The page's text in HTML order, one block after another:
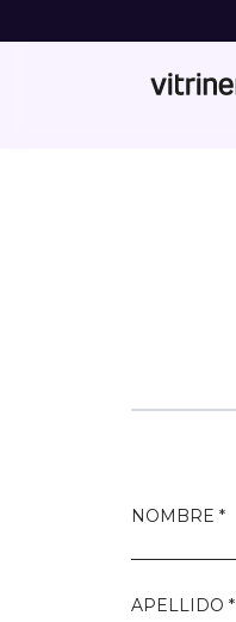
NOMBRE *
APELLIDO *